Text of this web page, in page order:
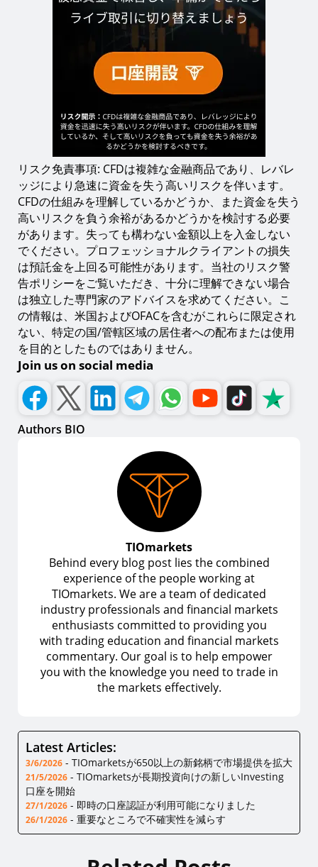
リスク免責事項: CFDは複雑な金融商品であり、レバレ
ッジにより急速に資金を失う高いリスクを伴います。
CFDの仕組みを理解しているかどうか、また資金を失う
高いリスクを負う余裕があるかどうかを検討する必要
があります。失っても構わない金額以上を入金しない
でください。プロフェッショナルクライアントの損失
は預託金を上回る可能性があります。当社のリスク警
告ポリシーをご覧いただき、十分に理解できない場合
は独立した専門家のアドバイスを求めてください。こ
の情報は、米国およびOFACを含むがこれらに限定され
ない、特定の国/管轄区域の居住者への配布または使用
を目的としたものではありません。
Join us on social media
Authors BIO
TIOmarkets
Behind every blog post lies the combined
experience of the people working at
TIOmarkets. We are a team of dedicated
industry professionals and financial markets
enthusiasts committed to providing you
with trading education and financial markets
commentary. Our goal is to help empower
you with the knowledge you need to trade in
the markets effectively.
Latest Articles:
3/6/2026 - TIOmarketsが650以上の新銘柄で市場提供を拡大
21/5/2026 - TIOmarketsが長期投資向けの新しいInvesting
口座を開始
27/1/2026 - 即時の口座認証が利用可能になりました
26/1/2026 - 重要なところで不確実性を減らす